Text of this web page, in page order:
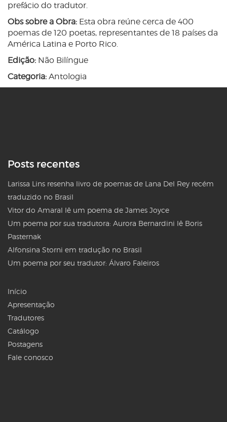
prefácio do tradutor.
Obs sobre a Obra: Esta obra reúne cerca de 400
poemas de 120 poetas, representantes de 18 países da
América Latina e Porto Rico.
Edição: Não Bilíngue
Categoria: Antologia
Posts recentes
Larissa Lins resenha livro de poemas de Lana Del Rey recém
traduzido no Brasil
Vitor do Amaral lê um poema de James Joyce
Um poema por sua tradutora: Aurora Bernardini lê Boris
Pasternak
Alfonsina Storni em tradução no Brasil
Um poema por seu tradutor: Álvaro Faleiros
Início
Apresentação
Tradutores
Catálogo
Postagens
Fale conosco